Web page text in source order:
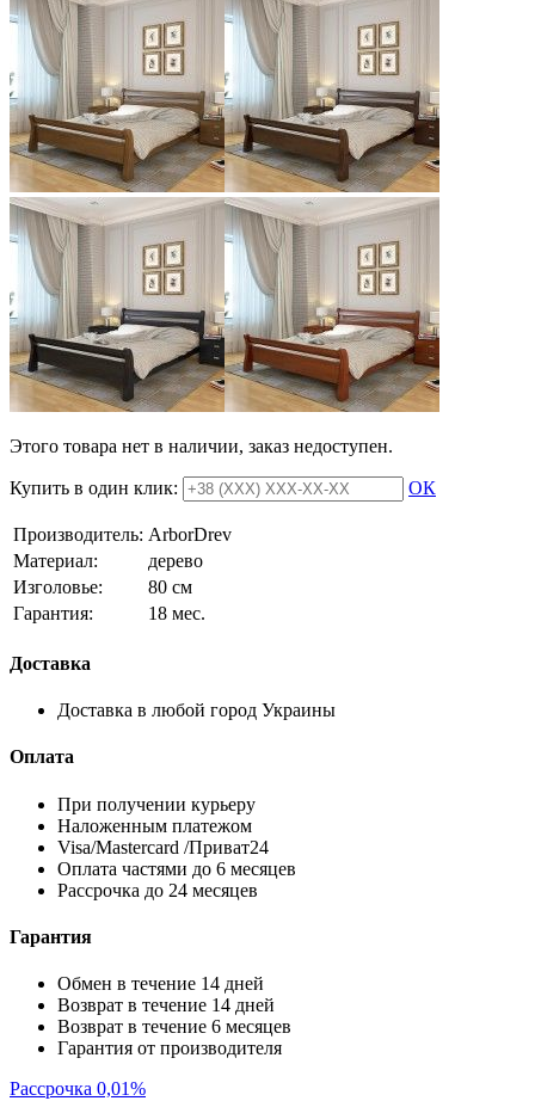
Этого товара нет в наличии, заказ недоступен.
Купить в один клик: ОК
Производитель: ArborDrev
Материал:
дерево
Изголовье:
80 см
Гарантия:
18 мес.
Доставка
Доставка в любой город Украины
Оплата
При получении курьеру
Наложенным платежом
Visa/Mastercard /Приват24
Оплата частями до 6 месяцев
Рассрочка до 24 месяцев
Гарантия
Обмен в течение 14 дней
Возврат в течение 14 дней
Возврат в течение 6 месяцев
Гарантия от производителя
Рассрочка 0,01%